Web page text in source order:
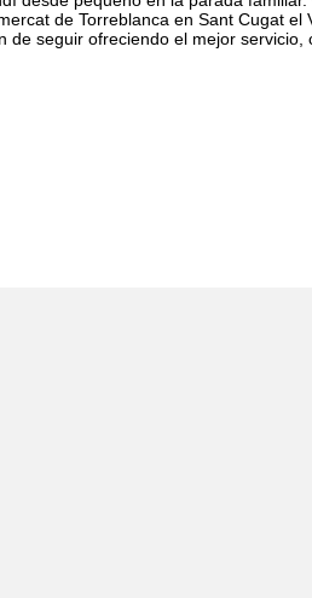
de Torreblanca en Sant Cugat
seguir ofreciendo el mejor